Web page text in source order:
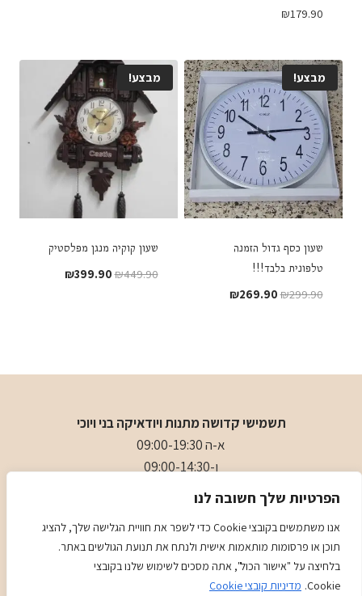
הפרטיות שלך חשובה לנו
אנו משתמשים בקובצי Cookie כדי לשפר את חוויית הגלישה שלך, להציג
תוכן או פרסומות מותאמות אישית ולנתח את תנועת הגולשים באתר.
בלחיצה על "אישור הכול", אתה מסכים לשימוש שלנו בקובצי
Cookie. מדיניות קובצי Cookie
₪179.90
מבצע!
שעון כסף גדול הזמנה
טלפונית בלבד!!!
₪299.90
המחיר
₪269.90 המחיר
מבצע!
שעון קוקיה מנגן מפלסטיק
₪449.90
המחיר
₪399.90 המחיר
תשמישי קדושה מתנות ויודאיקה בני ויוכי
א-ה 09:00-19:30
ו-09:00-14:30
- 0509501282
: כיכר המייסדים 4 ראשון לציון (ליד הבית כנסת הגדול)
מדיניות מדיניות COOKIES
© 2026 Judaica Gifts - WordPress Theme by
Kadence